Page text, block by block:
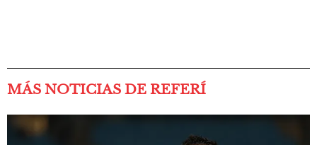
MÁS NOTICIAS DE REFERÍ